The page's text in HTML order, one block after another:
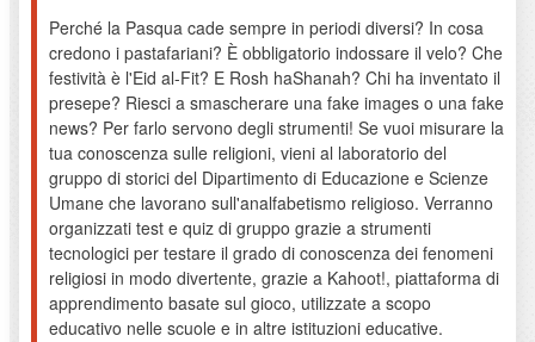
Perché la Pasqua cade sempre in periodi diversi? In cosa
credono i pastafariani? È obbligatorio indossare il velo? Che
festività è l'Eid al-Fit? E Rosh haShanah? Chi ha inventato il
presepe? Riesci a smascherare una fake images o una fake
news? Per farlo servono degli strumenti! Se vuoi misurare la
tua conoscenza sulle religioni, vieni al laboratorio del
gruppo di storici del Dipartimento di Educazione e Scienze
Umane che lavorano sull'analfabetismo religioso. Verranno
organizzati test e quiz di gruppo grazie a strumenti
tecnologici per testare il grado di conoscenza dei fenomeni
religiosi in modo divertente, grazie a Kahoot!, piattaforma di
apprendimento basate sul gioco, utilizzate a scopo
educativo nelle scuole e in altre istituzioni educative.